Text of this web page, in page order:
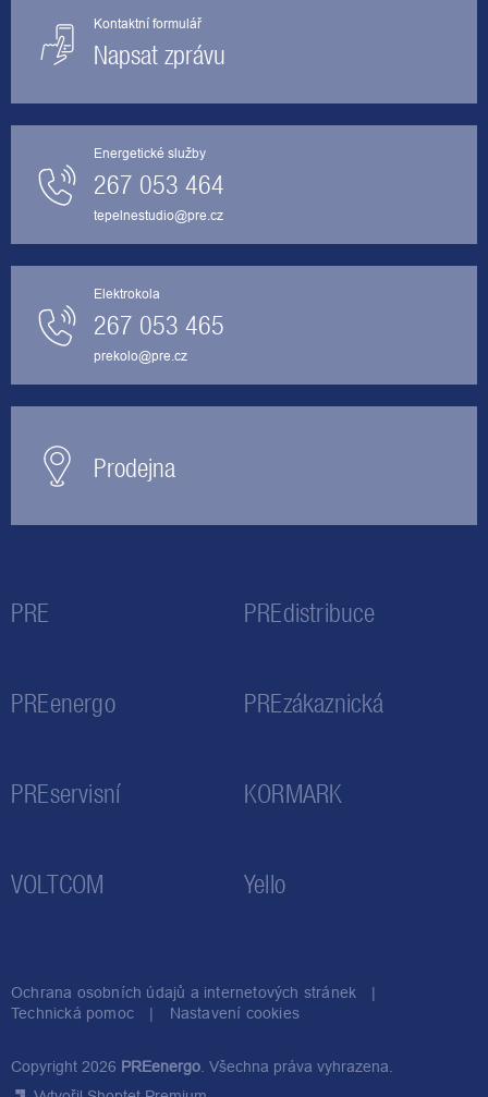
Kontaktní formulář
Napsat zprávu
Energetické služby
267 053 464
tepelnestudio@pre.cz
Elektrokola
267 053 465
prekolo@pre.cz
Prodejna
PRE PREdistribuce
PREenergo PREzákaznická
PREservisní KORMARK
VOLTCOM Yello
Ochrana osobních údajů a internetových stránek
Technická pomoc
Nastavení cookies
Copyright 2026 PREenergo. Všechna práva vyhrazena.